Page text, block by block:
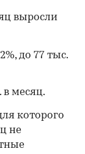
выросли
до 77 тыс.
в месяц.
которого
не